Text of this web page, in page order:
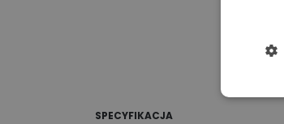
SPECYFIKACJA